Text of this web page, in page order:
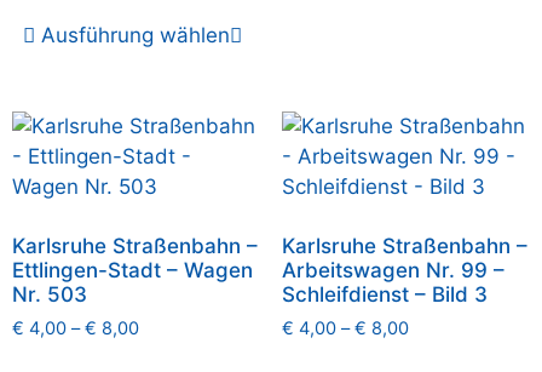
Ausführung wählen
Karlsruhe Straßenbahn –
Ettlingen-Stadt – Wagen
Nr. 503
€ 4,00 –€ 8,00
Karlsruhe Straßenbahn –
Arbeitswagen Nr. 99 –
Schleifdienst – Bild 3
€ 4,00–€ 8,00